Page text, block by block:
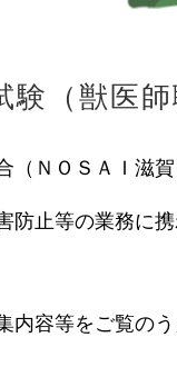
験（獣医
（ＮＯＳＡＩ滋
防止等の業務に
内容等をご覧の